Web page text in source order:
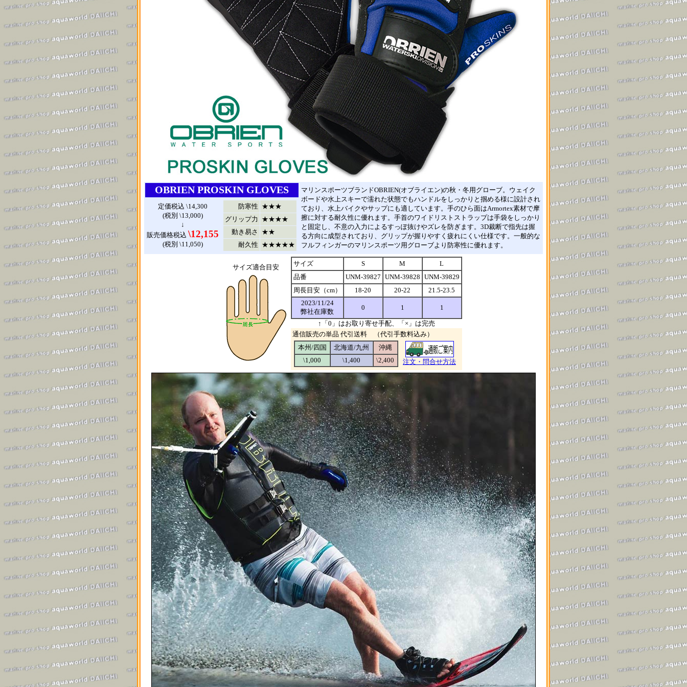
OBRIEN PROSKIN GLOVES
マリンスポーツブランドOBRIEN(オブライエン)の秋・冬用グローブ。ウェイク
ボードや水上スキーで濡れた状態でもハンドルをしっかりと掴める様に設計され
ており、水上バイクやサップにも適しています。手のひら面はArmortex素材で摩
擦に対する耐久性に優れます。手首のワイドリストストラップは手袋をしっかり
と固定し、不意の入力によるすっぽ抜けやズレを防ぎます。3D裁断で指先は握
る方向に成型されており、グリップが握りやすく疲れにくい仕様です。一般的な
フルフィンガーのマリンスポーツ用グローブより防寒性に優れます。
定価税込 \14,300
(税別 \13,000)
↓
販売価格税込 \12,155
(税別 \11,050)
防寒性 ★★★
グリップ力
★★★★
動き易さ
★★
耐久性 ★★★★★
サイズ適合目安 サイズ S M
L
品番
UNM-39827 UNM-39828 UNM-39829
周長目安（cm）
18-20 20-22
21.5-23.5
2023/11/24
弊社在庫数
0 1 1
↑「0」はお取り寄せ手配、「×」は完売
通信販売の単品 代引送料 （代引手数料込み）
本州/四国
北海道/九州
沖縄
\1,000
\1,400 \2,400 注文・問合せ方法